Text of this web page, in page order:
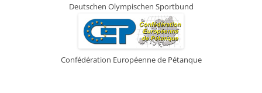
Deutschen Olympischen Sportbund
Confédération Européenne de Pétanque